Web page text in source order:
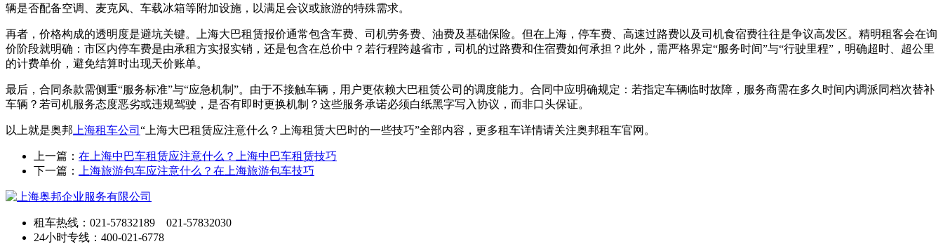
辆是否配备空调、麦克风、车载冰箱等附加设施，以满足会议或旅游的特殊需求。
再者，价格构成的透明度是避坑关键。上海大巴租赁报价通常包含车费、司机劳务费、油费及基础保险。但在上海，停车费、高速过路费以及司机食宿费往往是争议高发区。精明租客会在询
价阶段就明确：市区内停车费是由承租方实报实销，还是包含在总价中？若行程跨越省市，司机的过路费和住宿费如何承担？此外，需严格界定“服务时间”与“行驶里程”，明确超时、超公里
的计费单价，避免结算时出现天价账单。
最后，合同条款需侧重“服务标准”与“应急机制”。由于不接触车辆，用户更依赖大巴租赁公司的调度能力。合同中应明确规定：若指定车辆临时故障，服务商需在多久时间内调派同档次替补
车辆？若司机服务态度恶劣或违规驾驶，是否有即时更换机制？这些服务承诺必须白纸黑字写入协议，而非口头保证。
以上就是奥邦 上海租车公司 “上海大巴租赁应注意什么？上海租赁大巴时的一些技巧”全部内容，更多租车详情请关注奥邦租车官网。
上一篇： 在上海中巴车租赁应注意什么？上海中巴车租赁技巧
下一篇：
上海旅游包车应注意什么？在上海旅游包车技巧
租车热线：021-57832189 021-57832030
24小时专线：400-021-6778